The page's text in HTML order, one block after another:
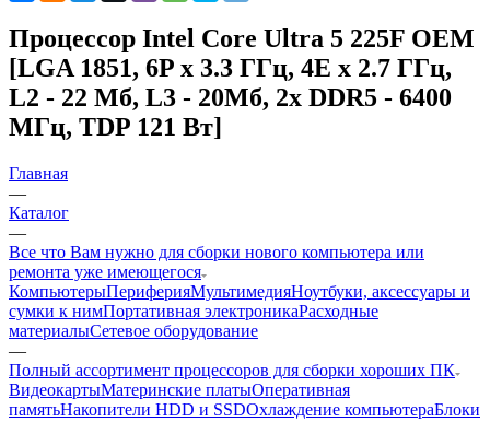
Процессор Intel Core Ultra 5 225F OEM
[LGA 1851, 6P x 3.3 ГГц, 4E x 2.7 ГГц,
L2 - 22 Мб, L3 - 20Мб, 2x DDR5 - 6400
МГц, TDP 121 Вт]
Главная
—
Каталог
—
Все что Вам нужно для сборки нового компьютера или
ремонта уже имеющегося
КомпьютерыПериферияМультимедияНоутбуки, аксессуары и
сумки к нимПортативная электроникаРасходные
материалыСетевое оборудование
—
Полный ассортимент процессоров для сборки хороших ПК
ВидеокартыМатеринские платыОперативная
памятьНакопители HDD и SSDОхлаждение компьютераБлоки